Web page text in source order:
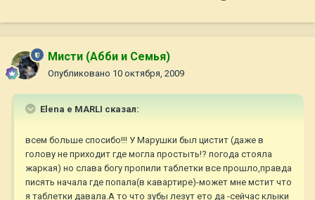
Мисти (Абби и Семья)
Опубликовано 10 октября, 2009
Elena e MARLI сказал:
всем больше спосибо!!! У Марушки был цистит (даже в
голову не приходит где могла простыть!? погода стояла
жаркая) но слава богу пропили таблетки все прошло,правда
писять начала где попала(в кавартире)-может мне мстит что
я таблетки давала.А то что зубы лезут ето да -сейчас клыки